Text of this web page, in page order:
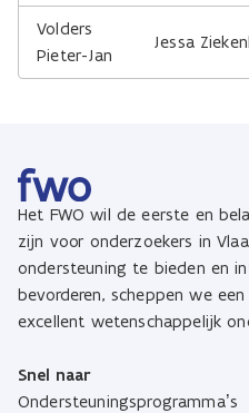
Volders
Pieter-Jan
Jessa
Het FWO wil de eerste en
zijn voor onderzoekers in
ondersteuning te bieden en
bevorderen, scheppen we
excellent wetenschappelijk
Snel naar
Ondersteuningsprogramma’s